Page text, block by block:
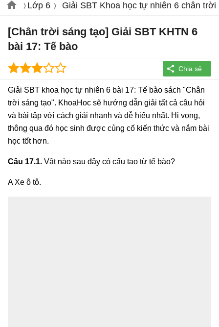
Lớp 6 Giải SBT Khoa học tự nhiên 6 chân trời
[Chân trời sáng tạo] Giải SBT KHTN 6
bài 17: Tế bào
Giải SBT khoa học tự nhiên 6 bài 17: Tế bào sách "Chân
trời sáng tạo". KhoaHoc sẽ hướng dẫn giải tất cả câu hỏi
và bài tập với cách giải nhanh và dễ hiểu nhất. Hi vọng,
thông qua đó học sinh được củng cố kiến thức và nắm bài
học tốt hơn.
Câu 17.1. Vật nào sau đây có cấu tạo từ tế bào?
A Xe ô tô.